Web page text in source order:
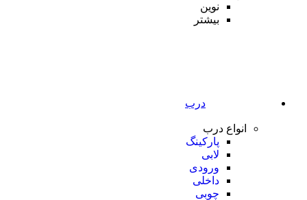
نوین
بیشتر
درب
انواع درب
پارکینگ
لابی
ورودی
داخلی
چوبی